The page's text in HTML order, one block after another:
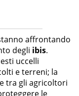
affrontando
degli ibis.
uccelli
e terreni; la
tra gli agricoltori
le